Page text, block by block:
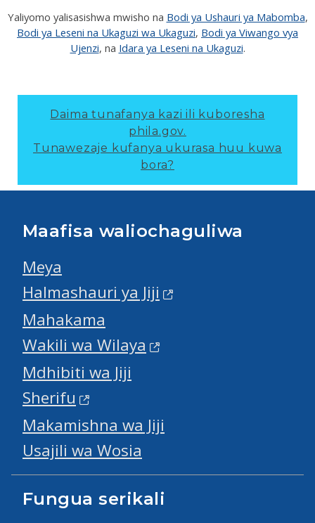
Yaliyomo yalisasishwa mwisho na Bodi ya Ushauri ya Mabomba,
Bodi ya Leseni na Ukaguzi wa Ukaguzi, Bodi ya Viwango vya
Ujenzi, na Idara ya Leseni na Ukaguzi.
Daima tunafanya kazi ili kuboresha
phila.gov.
Tunawezaje kufanya ukurasa huu kuwa
bora?
Maafisa waliochaguliwa
Meya
Halmashauri ya Jiji
Mahakama
Wakili wa Wilaya
Mdhibiti wa Jiji
Sherifu
Makamishna wa Jiji
Usajili wa Wosia
Fungua serikali